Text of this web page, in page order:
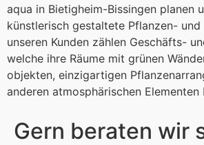
aqua in Bietigheim-Bissingen planen
künstlerisch gestaltete Pflanzen- und
unseren Kunden zählen Geschäfts-
welche ihre Räume mit grünen
objekten, einzigartigen
anderen atmos­phärischen
Gern beraten wir